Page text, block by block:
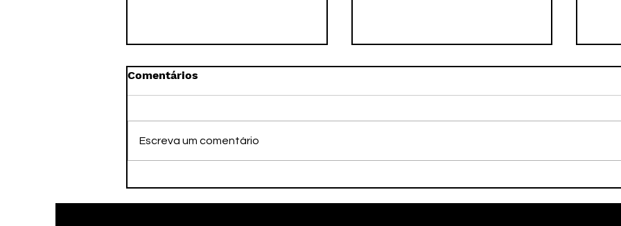
Comentários
Escreva um comentário